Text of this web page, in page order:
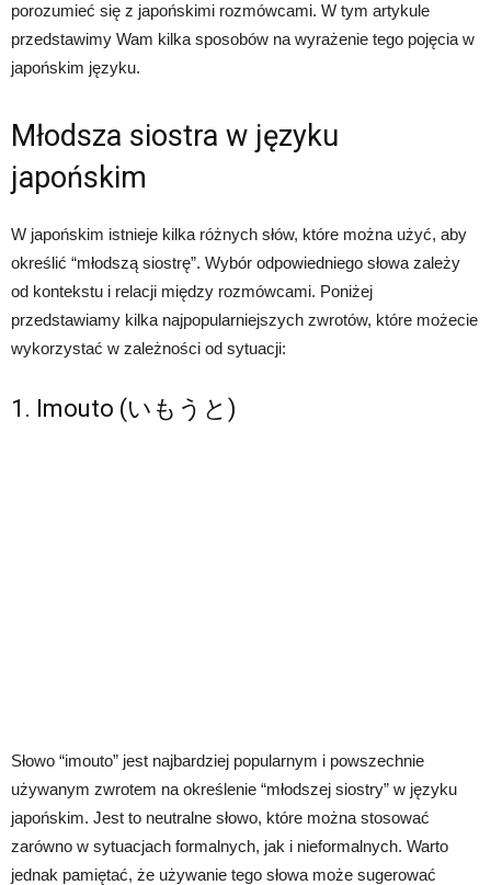
porozumieć się z japońskimi rozmówcami. W tym artykule
przedstawimy Wam kilka sposobów na wyrażenie tego pojęcia w
japońskim języku.
Młodsza siostra w języku
japońskim
W japońskim istnieje kilka różnych słów, które można użyć, aby
określić “młodszą siostrę”. Wybór odpowiedniego słowa zależy
od kontekstu i relacji między rozmówcami. Poniżej
przedstawiamy kilka najpopularniejszych zwrotów, które możecie
wykorzystać w zależności od sytuacji:
1. Imouto (いもうと)
Słowo “imouto” jest najbardziej popularnym i powszechnie
używanym zwrotem na określenie “młodszej siostry” w języku
japońskim. Jest to neutralne słowo, które można stosować
zarówno w sytuacjach formalnych, jak i nieformalnych. Warto
jednak pamiętać, że używanie tego słowa może sugerować